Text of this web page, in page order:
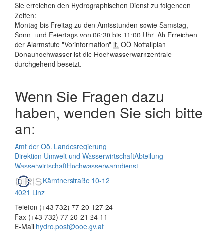
Sie erreichen den Hydrographischen Dienst zu folgenden
Zeiten:
Montag bis Freitag zu den Amtsstunden sowie Samstag,
Sonn- und Feiertags von 06:30 bis 11:00 Uhr. Ab Erreichen
der Alarmstufe "Vorinformation" lt. OÖ Notfallplan
Donauhochwasser ist die Hochwasserwarnzentrale
durchgehend besetzt.
Wenn Sie Fragen dazu
haben, wenden Sie sich bitte
an:
Amt der Oö. Landesregierung
Direktion Umwelt und WasserwirtschaftAbteilung
WasserwirtschaftHochwasserwarndienst
Kärntnerstraße 10-12
4021 Linz
Telefon (+43 732) 77 20-127 24
Fax (+43 732) 77 20-21 24 11
E-Mail hydro.post@ooe.gv.at